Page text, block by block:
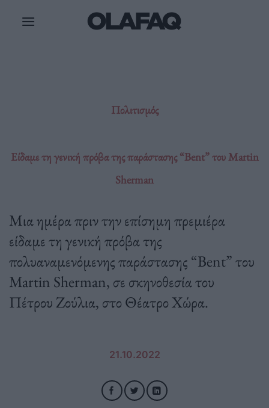
Πολιτισμός
Είδαμε τη γενική πρόβα της παράστασης “Bent” του Martin
Sherman
Μια ημέρα πριν την επίσημη πρεμιέρα
είδαμε τη γενική πρόβα της
πολυαναμενόμενης παράστασης “Bent” του
Martin Sherman, σε σκηνοθεσία του
Πέτρου Ζούλια, στο Θέατρο Χώρα.
21.10.2022